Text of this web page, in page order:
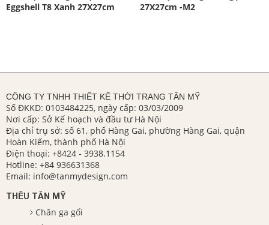
Eggshell T8 Xanh 27X27cm
27X27cm -M2
CÔNG TY TNHH THIẾT KẾ THỜI TRANG TÂN MỸ
Số ĐKKD: 0103484225, ngày cấp: 03/03/2009
Nơi cấp: Sở Kế hoạch và đầu tư Hà Nội
Địa chỉ trụ sở: số 61, phố Hàng Gai, phường Hàng Gai, quận
Hoàn Kiếm, thành phố Hà Nội
Điện thoại: +8424 - 3938.1154
Hotline: +84 936631368
Email: info@tanmydesign.com
THÊU TÂN MỸ
Chăn ga gối